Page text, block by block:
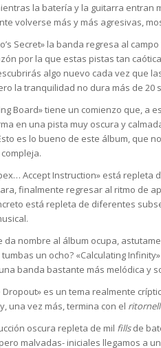
la batería y la guitarra entran
volverse más y más agresivas,
Secret» la banda regresa al
por la que estas pistas tan
algo nuevo cada vez que
la tranquilidad no dura más de 20
Board» tiene un comienzo que, a
en una pista muy oscura y
es lo bueno de este álbum, que
Accept Instruction» está
finalmente regresar al ritmo de
está repleta de diferentes
da nombre al álbum ocupa,
un ocho? «Calculating
banda bastante más melódica y
Dropout» es un tema realmente
una vez más, termina con el
oscura repleta de mil fillsde
malvadas- iniciales llegamos a